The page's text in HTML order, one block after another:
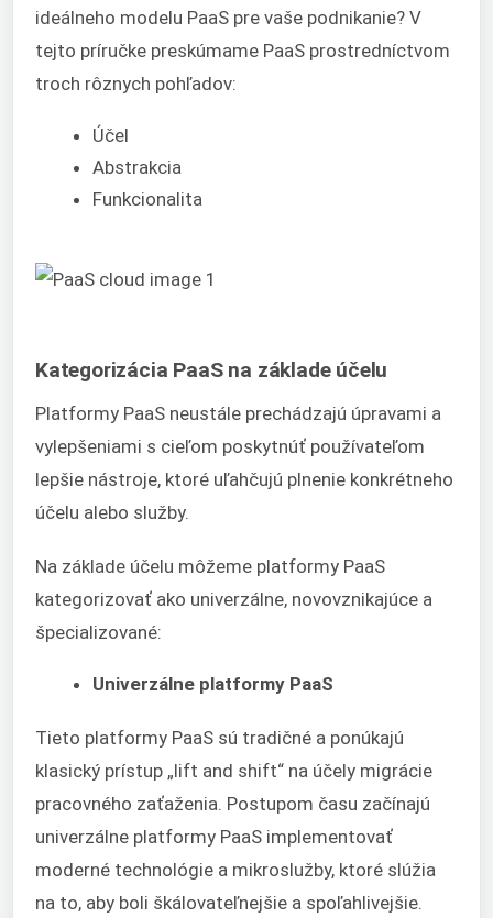
ideálneho modelu PaaS pre vaše podnikanie? V
tejto príručke preskúmame PaaS prostredníctvom
troch rôznych pohľadov:
Účel
Abstrakcia
Funkcionalita
Kategorizácia PaaS na základe účelu
Platformy PaaS neustále prechádzajú úpravami a
vylepšeniami s cieľom poskytnúť používateľom
lepšie nástroje, ktoré uľahčujú plnenie konkrétneho
účelu alebo služby.
Na základe účelu môžeme platformy PaaS
kategorizovať ako univerzálne, novovznikajúce a
špecializované:
Univerzálne platformy PaaS
Tieto platformy PaaS sú tradičné a ponúkajú
klasický prístup „lift and shift“ na účely migrácie
pracovného zaťaženia. Postupom času začínajú
univerzálne platformy PaaS implementovať
moderné technológie a mikroslužby, ktoré slúžia
na to, aby boli škálovateľnejšie a spoľahlivejšie.